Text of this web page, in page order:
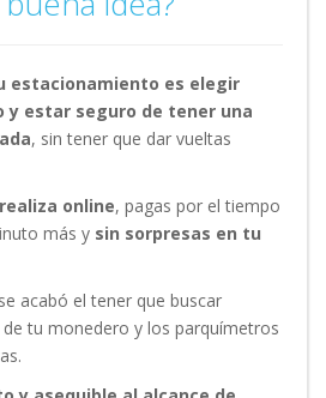
estacionamiento es elegir
y estar seguro de tener una
, sin tener que dar vueltas
online, pagas por el tiempo
más y sin sorpresas en tu
acabó el tener que buscar
tu monedero y los parquímetros